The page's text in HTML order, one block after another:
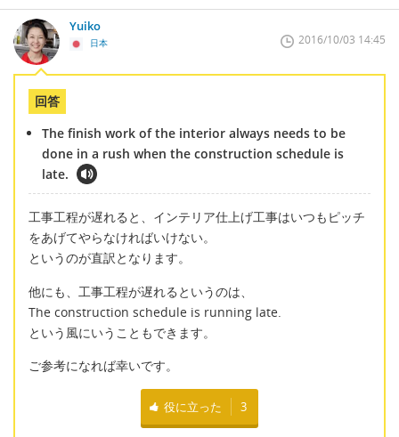
Yuiko
日本 2016/10/03 14:45
回答
The finish work of the interior always needs to be
done in a rush when the construction schedule is
late.
工事工程が遅れると、インテリア仕上げ工事はいつもピッチ
をあげてやらなければいけない。
というのが直訳となります。
他にも、工事工程が遅れるというのは、
The construction schedule is running late.
という風にいうこともできます。
ご参考になれば幸いです。
役に立った 3